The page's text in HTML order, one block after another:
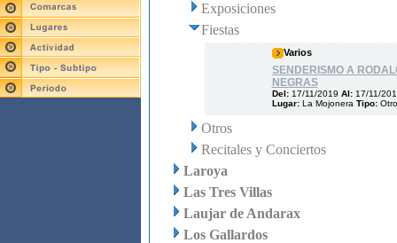
Exposiciones
Fiestas
Varios
SENDERISMO A
NEGRAS
Del: 17/11/2019 Al: 17/11/
Lugar: La Mojonera Tipo:
Otros
Recitales y Conciertos
Laroya
Las Tres Villas
Laujar de Andarax
Los Gallardos